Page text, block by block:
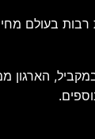
רבות בעולם